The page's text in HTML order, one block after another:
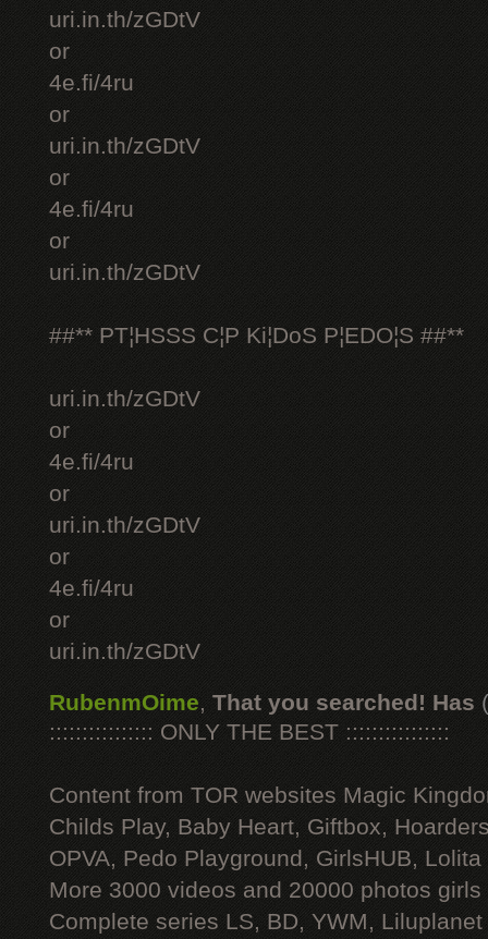
uri.in.th/zGDtV
or
4e.fi/4ru
or
uri.in.th/zGDtV
or
4e.fi/4ru
or
uri.in.th/zGDtV
##** PT¦HSSS C¦P Ki¦DoS P¦EDO¦S ##**
uri.in.th/zGDtV
or
4e.fi/4ru
or
uri.in.th/zGDtV
or
4e.fi/4ru
or
uri.in.th/zGDtV
RubenmOime, That you searched! Has
:::::::::::::::: ONLY THE BEST ::::::::::::::::
Content from TOR websites Magic
Childs Play, Baby Heart, Giftbox,
OPVA, Pedo Playground, GirlsHUB, Lolita
More 3000 videos and 20000 photos
Complete series LS, BD, YWM, Liluplanet